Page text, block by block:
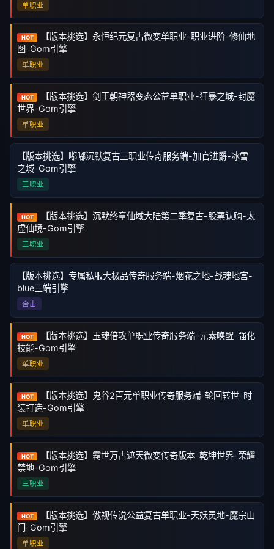
单职业
HOT
【版本挑选】永恒纪元复古微变单职业-职业进阶-修仙地
图-Gom引擎
单职业
HOT
【版本挑选】剑王朝神器变态公益单职业-狂暴之城-封魔
世界-Gom引擎
单职业
【版本挑选】嘟嘟沉默复古三职业传奇服务端-加官进爵-冰雪
之城-Gom引擎
三职业
HOT
【版本挑选】沉默终章仙域大陆第二季复古-股票认购-太
虚仙境-Gom引擎
三职业
【版本挑选】专属私服大极品传奇服务端-烟花之地-战魂地宫-
blue三端引擎
合击
HOT
【版本挑选】玉魂倍攻单职业传奇服务端-元素唤醒-强化
技能-Gom引擎
单职业
HOT
【版本挑选】鬼谷2百元单职业传奇服务端-轮回转世-时
装打造-Gom引擎
单职业
HOT
【版本挑选】霸世万古遮天微变传奇版本-乾坤世界-荣耀
禁地-Gom引擎
三职业
HOT
【版本挑选】傲视传说公益复古单职业-天妖灵地-魔宗山
门-Gom引擎
单职业